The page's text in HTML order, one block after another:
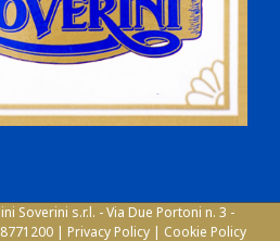
Soverini s.r.l. - Via Due Portoni n. 3 -
| Privacy Policy| Cookie Policy